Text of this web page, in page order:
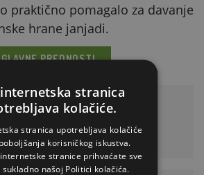
praktično pomagalo za davanje
hrane janjadi.
GLAVNE PREDNOSTI
stranica
kolačiće.
stranica upotrebljava kolačiće
korisničkog iskustva.
stranice prihvaćate sve
sukladno našoj Politici kolačića.